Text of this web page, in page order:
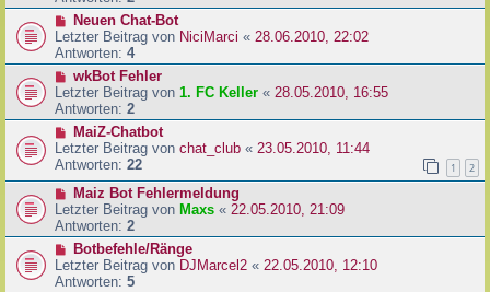
Neuen Chat-Bot
Letzter Beitrag von NiciMarci « 28.06.2010, 22:02
Antworten: 4
wkBot Fehler
Letzter Beitrag von 1. FC Keller « 28.05.2010, 16:55
Antworten: 2
MaiZ-Chatbot
Letzter Beitrag von chat_club « 23.05.2010, 11:44
Antworten: 22 1 2
Maiz Bot Fehlermeldung
Letzter Beitrag von Maxs « 22.05.2010, 21:09
Antworten: 2
Botbefehle/Ränge
Letzter Beitrag von DJMarcel2 « 22.05.2010, 12:10
Antworten: 5